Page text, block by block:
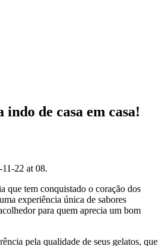
de casa em casa!
que tem conquistado o coração dos
experiência única de sabores
para quem aprecia um bom
pela qualidade de seus gelatos, que